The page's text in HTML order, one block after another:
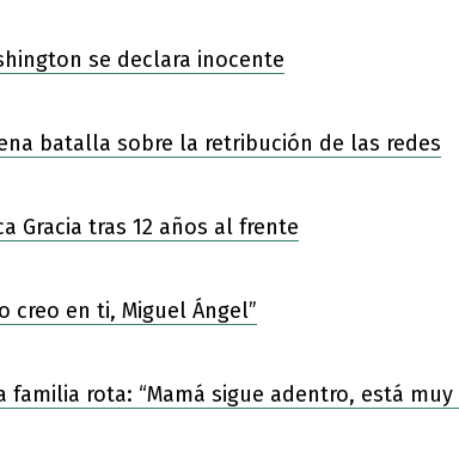
se declara inocente
batalla sobre la retribución de las redes
Gracia tras 12 años al frente
creo en ti, Miguel Ángel”
rota: “Mamá sigue adentro, está muy